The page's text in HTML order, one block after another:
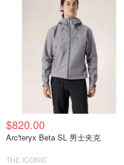
$820.00
Arc'teryx Beta SL 男士夹克
THE ICONIC